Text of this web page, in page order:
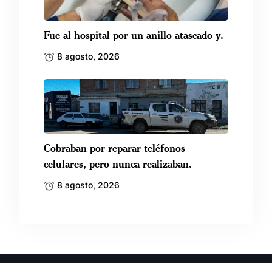
Fue al hospital por un anillo atascado y.
8 agosto, 2026
Cobraban por reparar teléfonos
celulares, pero nunca realizaban.
8 agosto, 2026